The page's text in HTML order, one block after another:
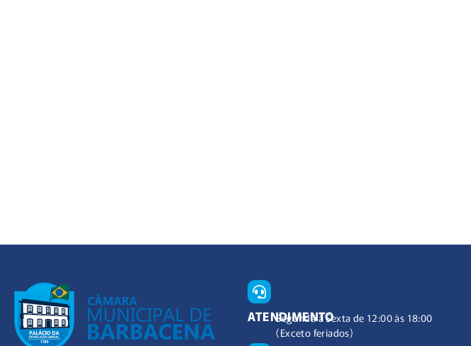
ATENDIMENTO
Segunda à Sexta de 12:00 às 18:00
(Exceto feriados)